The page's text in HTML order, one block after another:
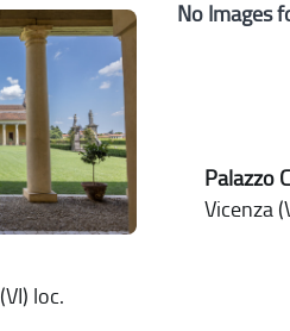
loc.
No Images
Palazzo
Vicenza